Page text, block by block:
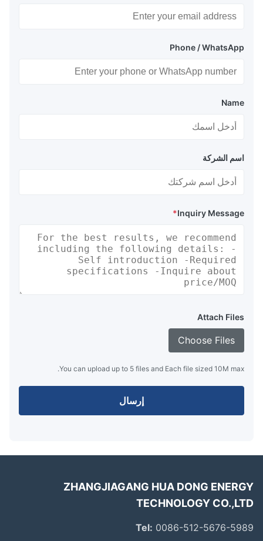
Phone / WhatsApp
Name
اسم الشركة
Inquiry Message
*
Attach Files
Choose Files
You can upload up to 5 files and Each file sized 10M max.
إرسال
ZHANGJIAGANG HUA DONG
TECHNOLOGY
Tel:0086-512-5676-